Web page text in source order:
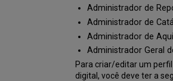
Administrador de
Administrador de
Administrador de
Administrador Geral
Para criar/editar um
digital, você deve ter a